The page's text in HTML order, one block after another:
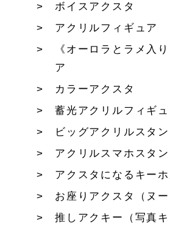
ボイスアクスタ
アクリルフィギュア
《オーロラとラメ入
ア
カラーアクスタ
蓄光アクリルフィギュ
ビッグアクリルスタン
アクリルスマホスタ
アクスタになるキー
お座りアクスタ（ヌー
推しアクキー（写真キ